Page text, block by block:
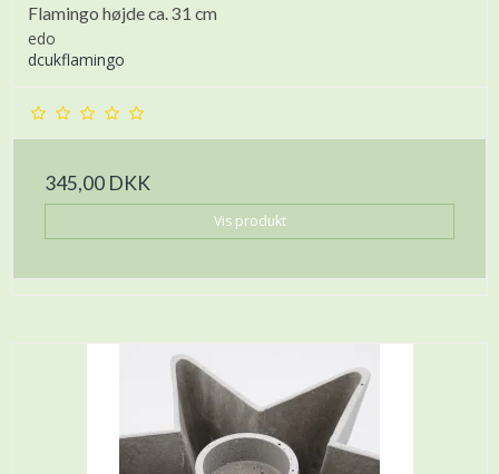
Flamingo højde ca. 31 cm
edo
dcukflamingo
345,00 DKK
Vis produkt